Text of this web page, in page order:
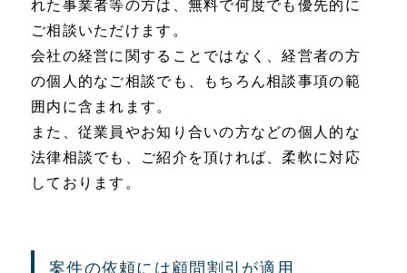
れた事業者等の方は、無料で何度でも優先的に
ご相談いただけます。
会社の経営に関することではなく、経営者の方
の個人的なご相談でも、もちろん相談事項の範
囲内に含まれます。
また、従業員やお知り合いの方などの個人的な
法律相談でも、ご紹介を頂ければ、柔軟に対応
しております。
案件の依頼には顧問割引が適用